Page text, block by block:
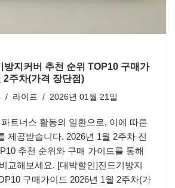
방지커버 추천 순위 TOP10 구매가
2주차(가격 장단점)
라이프 2026년 01월 21일
트너스 활동의 일환으로, 이에 따른
제공받습니다. 2026년 1월 2주차 진
추천 순위와 구매 가이드를 통해
교해보세요. [대박할인]진드기방지
구매가이드 2026년 1월 2주차(가